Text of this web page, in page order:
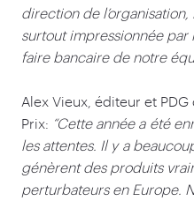
direction de
surtout impressionnée
faire bancaire de notre
Alex Vieux, éditeur et
Prix: “Cette année a été
les attentes. Il y a
génèrent des produits
perturbateurs en Europe.